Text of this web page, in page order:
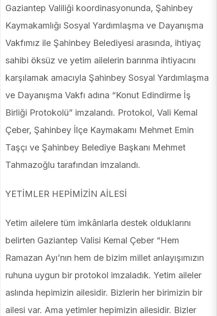
Gaziantep Valiliği koordinasyonunda, Şahinbey
Kaymakamlığı Sosyal Yardımlaşma ve Dayanışma
Vakfımız ile Şahinbey Belediyesi arasında, ihtiyaç
sahibi öksüz ve yetim ailelerin barınma ihtiyacını
karşılamak amacıyla Şahinbey Sosyal Yardımlaşma
ve Dayanışma Vakfı adına “Konut Edindirme İş
Birliği Protokolü” imzalandı. Protokol, Vali Kemal
Çeber, Şahinbey İlçe Kaymakamı Mehmet Emin
Taşçı ve Şahinbey Belediye Başkanı Mehmet
Tahmazoğlu tarafından imzalandı.
YETİMLER HEPİMİZİN AİLESİ
Yetim ailelere tüm imkânlarla destek olduklarını
belirten Gaziantep Valisi Kemal Çeber “Hem
Ramazan Ayı’nın hem de bizim millet anlayışımızın
ruhuna uygun bir protokol imzaladık. Yetim aileler
aslında hepimizin ailesidir. Bizlerin her birimizin bir
ailesi var. Ama yetimler hepimizin ailesidir. Bizler